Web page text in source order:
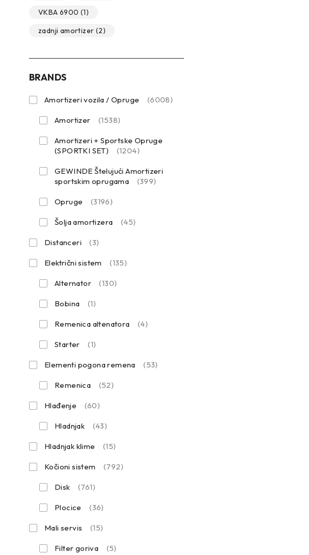
VKBA 6900 (1)
zadnji amortizer (2)
BRANDS
Amortizeri vozila / Opruge (6008)
Amortizer (1538)
Amortizeri + Sportske Opruge
(SPORTKI SET)
(1204)
GEWINDE Štelujući Amortizeri
sportskim oprugama
(399)
Opruge (3196)
Šolja amortizera (45)
Distanceri (3)
Električni sistem (135)
Alternator (130)
Bobina (1)
Remenica altenatora (4)
Starter (1)
Elementi pogona remena (53)
Remenica (52)
Hlađenje (60)
Hladnjak (43)
Hladnjak klime (15)
Kočioni sistem (792)
Disk (761)
Plocice (36)
Mali servis (15)
Filter goriva (5)